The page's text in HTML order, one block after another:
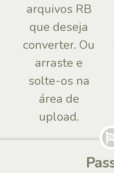
arquivos RB
que deseja
converter. Ou
arraste e
solte-os na
área de
upload.